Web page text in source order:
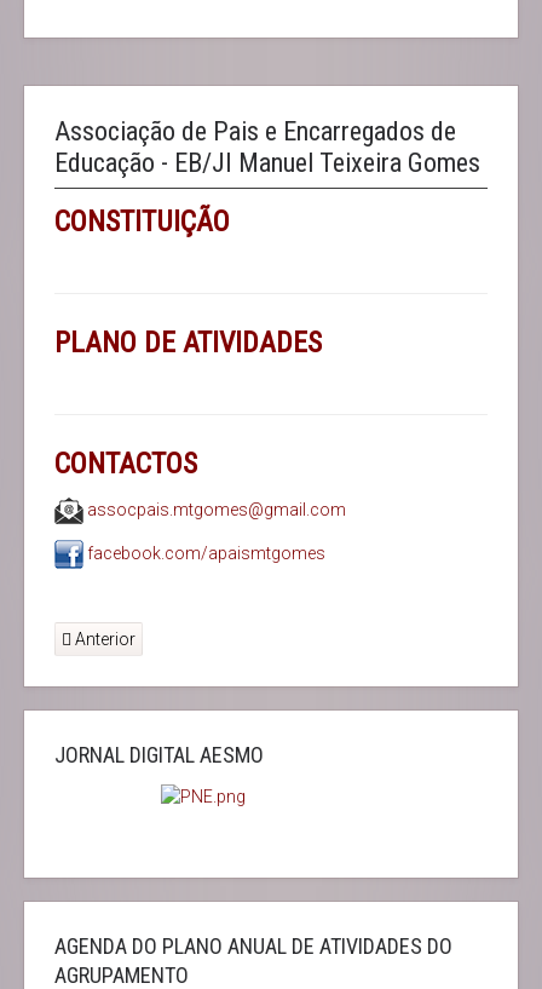
Associação de Pais e Encarregados de
Educação - EB/JI Manuel Teixeira Gomes
CONSTITUIÇÃO
PLANO DE ATIVIDADES
CONTACTOS
assocpais.mtgomes@gmail.com
facebook.com/apaismtgomes
Anterior
JORNAL DIGITAL AESMO
AGENDA DO PLANO ANUAL DE ATIVIDADES DO
AGRUPAMENTO